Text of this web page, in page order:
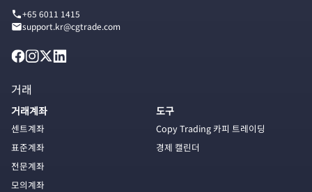
+65 6011 1415
support.kr@cgtrade.com
거래
거래계좌
센트계좌
표준계좌
전문계좌
모의계좌
도구
Copy Trading 카피 트레이딩
경제 캘린더